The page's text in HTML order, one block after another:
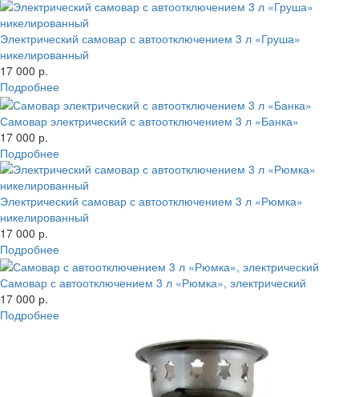
Электрический самовар с автоотключением 3 л «Груша»
никелированный
17 000 р.
Подробнее
Самовар электрический с автоотключением 3 л «Банка»
17 000 р.
Подробнее
Электрический самовар с автоотключением 3 л «Рюмка»
никелированный
17 000 р.
Подробнее
Самовар с автоотключением 3 л «Рюмка», электрический
17 000 р.
Подробнее